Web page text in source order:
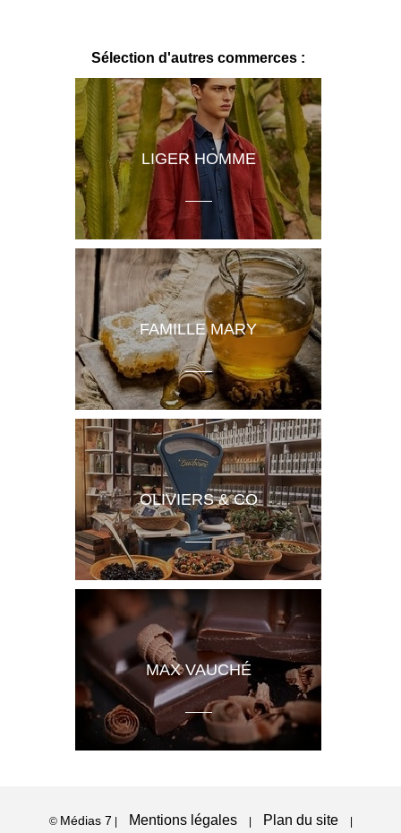
Sélection d'autres commerces :
LIGER HOMME
FAMILLE MARY
OLIVIERS & CO
MAX VAUCHÉ
© Médias 7 Mentions légales Plan du site